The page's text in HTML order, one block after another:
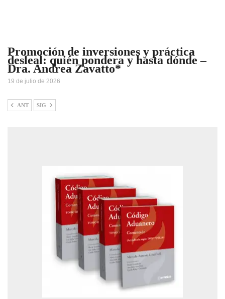
Promoción de inversiones y práctica
desleal: quién pondera y hasta dónde –
Dra. Andrea Zavatto*
19 de julio de 2026
ANT SIG